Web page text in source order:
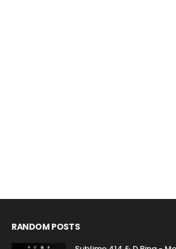
RANDOM POSTS